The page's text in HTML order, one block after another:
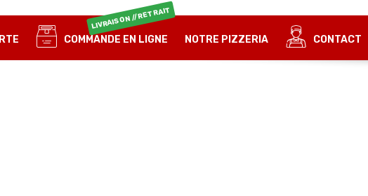
DE MOI
MOT DE PASSE*OBLIGATOIRE
COMMANDE EN LIGNE
LIVRAISON // RETRAIT
NOTRE PIZZERIA CONTACT